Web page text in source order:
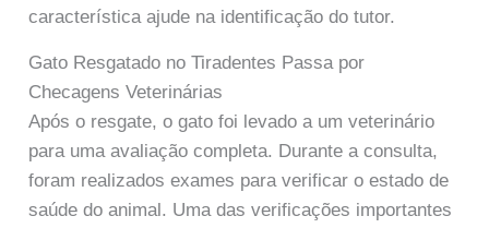
característica ajude na identificação do tutor.
Gato Resgatado no Tiradentes Passa por
Checagens Veterinárias
Após o resgate, o gato foi levado a um veterinário
para uma avaliação completa. Durante a consulta,
foram realizados exames para verificar o estado de
saúde do animal. Uma das verificações importantes